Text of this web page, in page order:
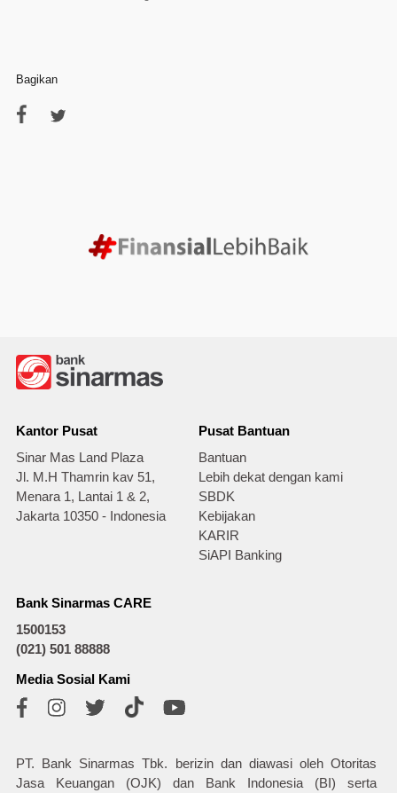
Bagikan
Kantor Pusat
Sinar Mas Land Plaza
Jl. M.H Thamrin kav 51,
Menara 1, Lantai 1 & 2,
Jakarta 10350 - Indonesia
Pusat Bantuan
Bantuan
Lebih dekat dengan kami
SBDK
Kebijakan
KARIR
SiAPI Banking
Bank Sinarmas CARE
1500153
(021) 501 88888
Media Sosial Kami
PT. Bank Sinarmas Tbk. berizin dan diawasi oleh Otoritas
Jasa Keuangan (OJK) dan Bank Indonesia (BI) serta